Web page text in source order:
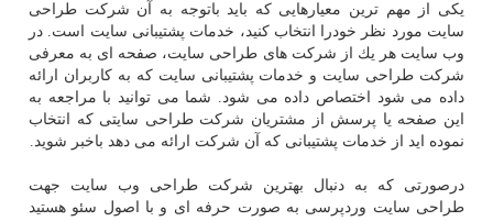
یكی از مهم ترین معیارهایی كه باید باتوجه به آن شركت طراحی
سایت مورد نظر خودرا انتخاب كنید، خدمات پشتیبانی سایت است. در
وب سایت هر یك از شركت های طراحی سایت، صفحه ای به معرفی
شركت طراحی سایت و خدمات پشتیبانی سایت كه به كاربران ارائه
داده می شود اختصاص داده می شود. شما می توانید با مراجعه به
این صفحه یا پرسش از مشتریان شركت طراحی سایتی كه انتخاب
نموده اید از خدمات پشتیبانی كه آن شركت ارائه می دهد باخبر شوید.
درصورتی كه به دنبال بهترین شركت طراحی وب سایت جهت
طراحی سایت وردپرسی به صورت حرفه ای و با اصول سئو هستید